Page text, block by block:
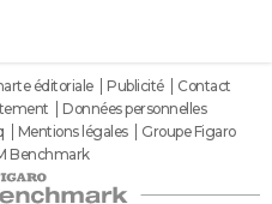
éditoriale Publicité
Contact
Données personnelles
Mentions légales
Groupe Figaro
Benchmark